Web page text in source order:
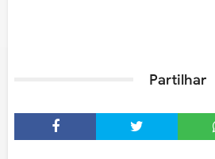
Partilhar